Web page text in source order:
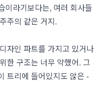
이라기보다는, 여러 회사들
주의 같은 거지.
자인 파트를 가지고 있거나
한 구조는 너무 약했어. 그
트리에 들어있지도 않은 -